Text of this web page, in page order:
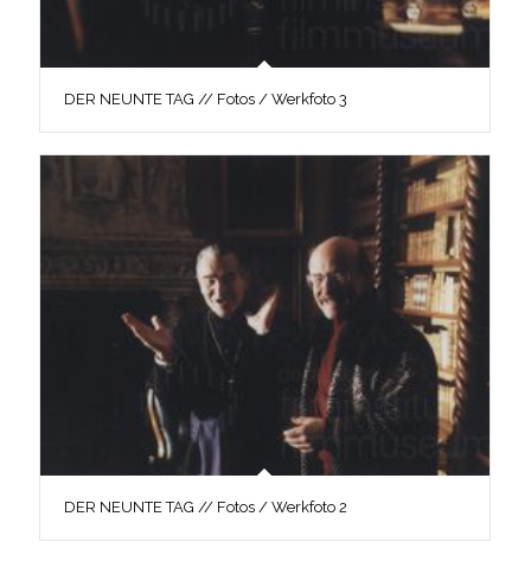
DER NEUNTE TAG // Fotos / Werkfoto 3
DER NEUNTE TAG // Fotos / Werkfoto 2